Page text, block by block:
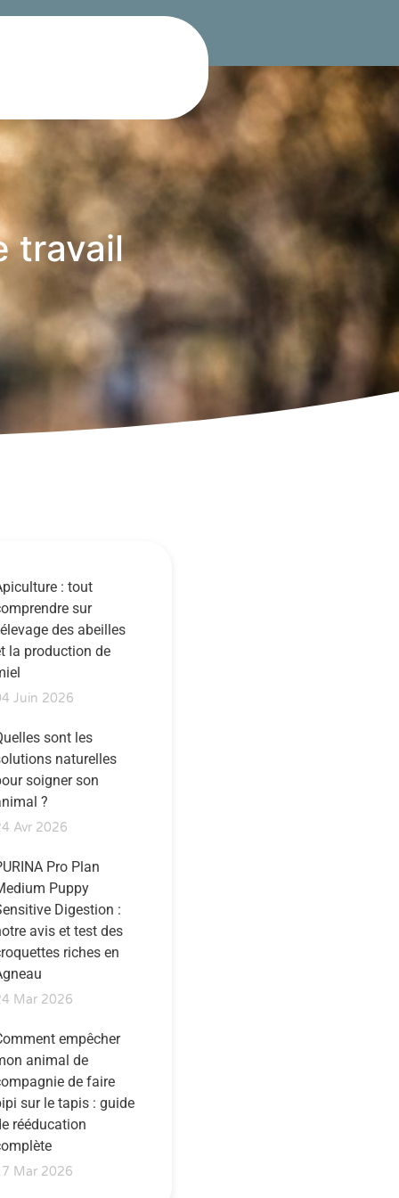
travail
: tout
sur
des abeilles
la production de
Juin 2026
sont les
naturelles
soigner son
?
Avr 2026
Pro Plan
Puppy
Digestion :
avis et test des
riches en
Mar 2026
empêcher
animal de
de faire
sur le tapis : guide
rééducation
Mar 2026